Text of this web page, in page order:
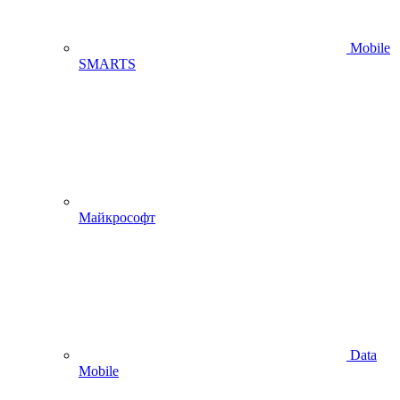
Mobile
SMARTS
Майкрософт
Data
Mobile